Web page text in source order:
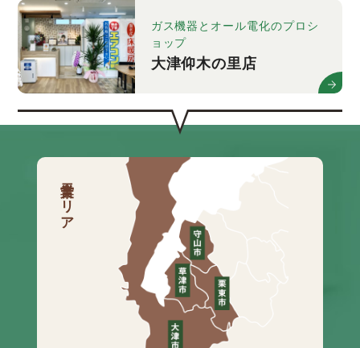
ガス機器とオール電化のプロシ
ョップ
大津仰木の里店
営業エリア